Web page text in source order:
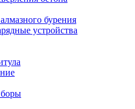
бурения
устройства